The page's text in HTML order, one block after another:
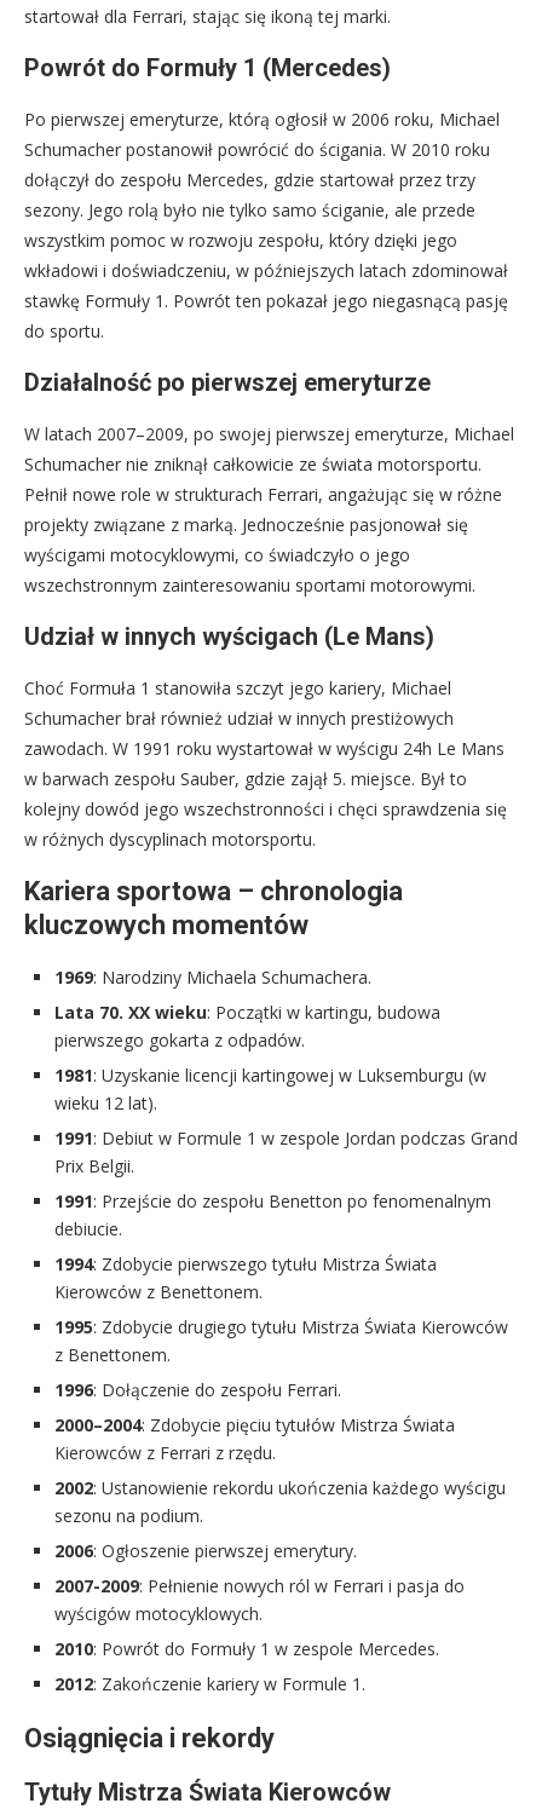
startował dla Ferrari, stając się ikoną tej marki.
Powrót do Formuły 1 (Mercedes)
Po pierwszej emeryturze, którą ogłosił w 2006 roku, Michael
Schumacher postanowił powrócić do ścigania. W 2010 roku
dołączył do zespołu Mercedes, gdzie startował przez trzy
sezony. Jego rolą było nie tylko samo ściganie, ale przede
wszystkim pomoc w rozwoju zespołu, który dzięki jego
wkładowi i doświadczeniu, w późniejszych latach zdominował
stawkę Formuły 1. Powrót ten pokazał jego niegasnącą pasję
do sportu.
Działalność po pierwszej emeryturze
W latach 2007–2009, po swojej pierwszej emeryturze, Michael
Schumacher nie zniknął całkowicie ze świata motorsportu.
Pełnił nowe role w strukturach Ferrari, angażując się w różne
projekty związane z marką. Jednocześnie pasjonował się
wyścigami motocyklowymi, co świadczyło o jego
wszechstronnym zainteresowaniu sportami motorowymi.
Udział w innych wyścigach (Le Mans)
Choć Formuła 1 stanowiła szczyt jego kariery, Michael
Schumacher brał również udział w innych prestiżowych
zawodach. W 1991 roku wystartował w wyścigu 24h Le Mans
w barwach zespołu Sauber, gdzie zajął 5. miejsce. Był to
kolejny dowód jego wszechstronności i chęci sprawdzenia się
w różnych dyscyplinach motorsportu.
Kariera sportowa – chronologia
kluczowych momentów
1969: Narodziny Michaela Schumachera.
Lata 70. XX wieku: Początki w kartingu, budowa
pierwszego gokarta z odpadów.
1981: Uzyskanie licencji kartingowej w Luksemburgu (w
wieku 12 lat).
1991: Debiut w Formule 1 w zespole Jordan podczas Grand
Prix Belgii.
1991: Przejście do zespołu Benetton po fenomenalnym
debiucie.
1994: Zdobycie pierwszego tytułu Mistrza Świata
Kierowców z Benettonem.
1995: Zdobycie drugiego tytułu Mistrza Świata Kierowców
z Benettonem.
1996: Dołączenie do zespołu Ferrari.
2000–2004: Zdobycie pięciu tytułów Mistrza Świata
Kierowców z Ferrari z rzędu.
2002: Ustanowienie rekordu ukończenia każdego wyścigu
sezonu na podium.
2006: Ogłoszenie pierwszej emerytury.
2007-2009: Pełnienie nowych ról w Ferrari i pasja do
wyścigów motocyklowych.
2010: Powrót do Formuły 1 w zespole Mercedes.
2012: Zakończenie kariery w Formule 1.
Osiągnięcia i rekordy
Tytuły Mistrza Świata Kierowców